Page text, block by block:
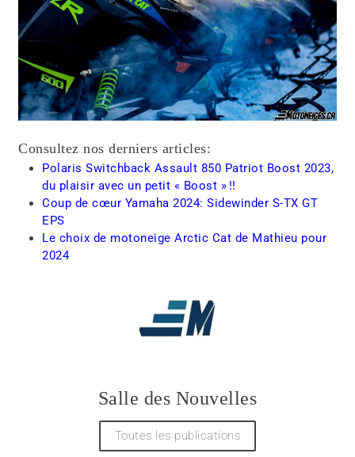
Consultez nos derniers articles:
Polaris Switchback Assault 850 Patriot Boost 2023,
du plaisir avec un petit « Boost » !!
Coup de cœur Yamaha 2024: Sidewinder S-TX GT
EPS
Le choix de motoneige Arctic Cat de Mathieu pour
2024
Salle des Nouvelles
Toutes les publications